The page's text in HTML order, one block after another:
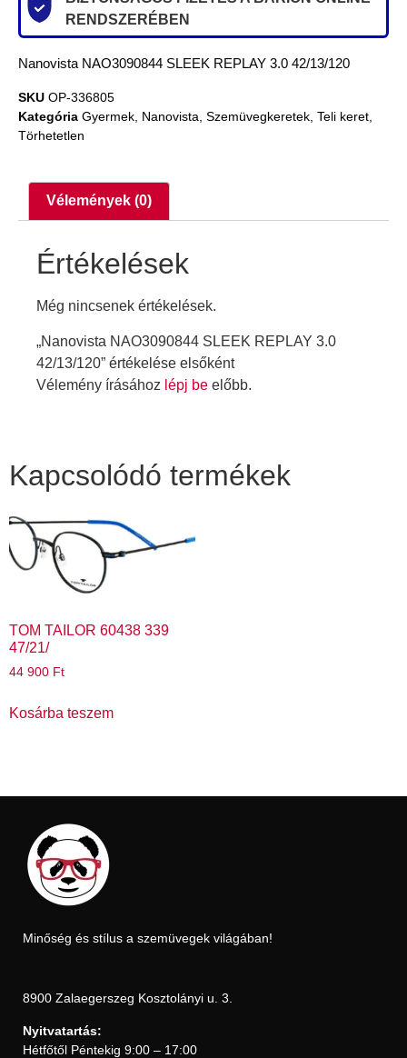
RENDSZERÉBEN
Nanovista NAO3090844 SLEEK REPLAY 3.0 42/13/120
SKU OP-336805
Kategória Gyermek Nanovista Szemüvegkeretek Teli keret
Törhetetlen
Vélemények (0)
Értékelések
Még nincsenek értékelések.
„Nanovista NAO3090844 SLEEK REPLAY 3.0
42/13/120” értékelése elsőként
Vélemény írásához lépj be előbb.
Kapcsolódó termékek
TOM TAILOR 60438 339
47/21/
44 900 Ft
Kosárba teszem
Minőség és stílus a szemüvegek világában!
8900 Zalaegerszeg Kosztolányi u. 3.
Nyitvatartás:
Hétfőtől Péntekig 9:00 – 17:00